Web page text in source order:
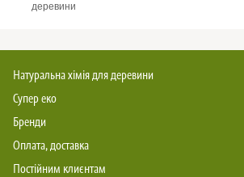
деревини
Натуральна хімія для деревини
Супер еко
Бренди
Оплата, доставка
Постійним клиєнтам